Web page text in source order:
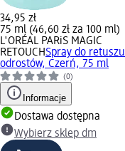
34,95 zł
75 ml (46,60 zł za 100 ml)
L'ORÉAL PARiS MAGIC
RETOUCHSpray do retuszu
odrostów, Czerń, 75 ml
(0)
Informacje
Dostawa dostępna
Wybierz sklep dm